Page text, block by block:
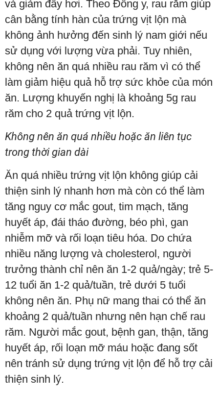
và giảm đầy hơi. Theo Đông y, rau răm giúp
cân bằng tính hàn của trứng vịt lộn mà
không ảnh hưởng đến sinh lý nam giới nếu
sử dụng với lượng vừa phải. Tuy nhiên,
không nên ăn quá nhiều rau răm vì có thể
làm giảm hiệu quả hỗ trợ sức khỏe của món
ăn. Lượng khuyến nghị là khoảng 5g rau
răm cho 2 quả trứng vịt lộn.
Không nên ăn quá nhiều hoặc ăn liên tục
trong thời gian dài
Ăn quá nhiều trứng vịt lộn không giúp cải
thiện sinh lý nhanh hơn mà còn có thể làm
tăng nguy cơ mắc gout, tim mạch, tăng
huyết áp, đái tháo đường, béo phì, gan
nhiễm mỡ và rối loạn tiêu hóa. Do chứa
nhiều năng lượng và cholesterol, người
trưởng thành chỉ nên ăn 1-2 quả/ngày; trẻ 5-
12 tuổi ăn 1-2 quả/tuần, trẻ dưới 5 tuổi
không nên ăn. Phụ nữ mang thai có thể ăn
khoảng 2 quả/tuần nhưng nên hạn chế rau
răm. Người mắc gout, bệnh gan, thận, tăng
huyết áp, rối loạn mỡ máu hoặc đang sốt
nên tránh sử dụng trứng vịt lộn để hỗ trợ cải
thiện sinh lý.